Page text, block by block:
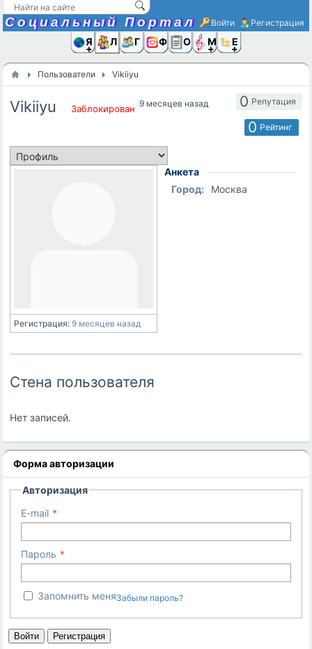
Социальный Портал Войти Регистрация
Я иЛюди
Группы
Фото Ещё
Пользователи Vikiiyu
Vikiiyu Заблокирован 9 месяцев назад 0 Репутация
0 Рейтинг
Регистрация: 9 месяцев назад
Анкета
Город:
Москва
Стена пользователя
Нет записей.
Форма авторизации
Авторизация
E-mail
Пароль
Запомнить меняЗабыли пароль?
Войти Регистрация